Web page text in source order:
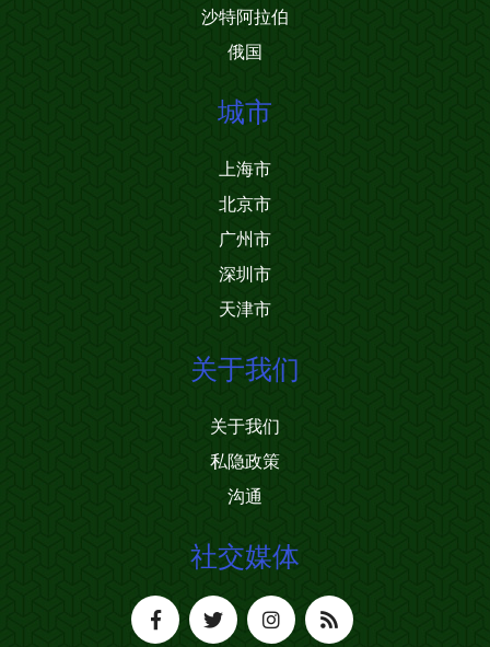
沙特阿拉伯
俄国
城市
上海市
北京市
广州市
深圳市
天津市
关于我们
关于我们
私隐政策
沟通
社交媒体